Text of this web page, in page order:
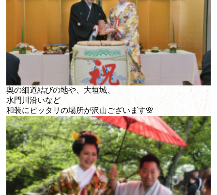
奥の細道結びの地や、大垣城、
水門川沿いなど
和装にピッタリの場所が沢山ございます🌸